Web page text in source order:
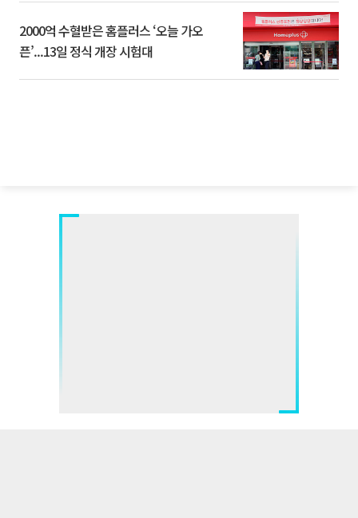
2000억 수혈받은 홈플러스 ‘오늘 가오
픈’...13일 정식 개장 시험대